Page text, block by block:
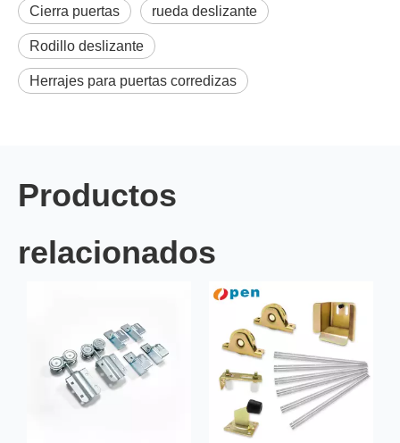
Cierra puertas rueda deslizante
Rodillo deslizante
Herrajes para puertas corredizas
Productos
relacionados